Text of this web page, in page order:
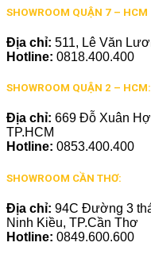
SHOWROOM QUẬN 7 – HCM
Địa chỉ: 511, Lê Văn
Hotline: 0818.400.400
SHOWROOM QUẬN 2 – HCM:
Địa chỉ: 669 Đỗ Xuân
TP.HCM
Hotline: 0853.400.400
SHOWROOM CẦN THƠ:
Địa chỉ: 94C Đường 3
Ninh Kiều, TP.Cần Thơ
Hotline: 0849.600.600